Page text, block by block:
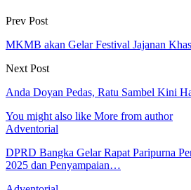
Prev Post
MKMB akan Gelar Festival Jajanan
Next Post
Anda Doyan Pedas, Ratu Sambel Kini
You might also like More from author
Adventorial
DPRD Bangka Gelar Rapat Paripurna
2025 dan Penyampaian…